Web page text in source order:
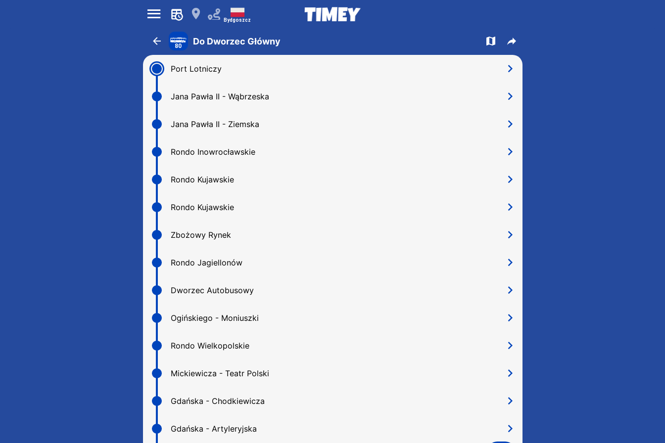
󰍜 󰍎 Bydgoszcz
󰁍 80 Do Dworzec Główny 󰍍 󰒖
Port Lotniczy 󰅂
Jana Pawła II - Wąbrzeska 󰅂
Jana Pawła II - Ziemska 󰅂
Rondo Inowrocławskie 󰅂
Rondo Kujawskie 󰅂
Rondo Kujawskie 󰅂
Zbożowy Rynek 󰅂
Rondo Jagiellonów 󰅂
Dworzec Autobusowy 󰅂
Ogińskiego - Moniuszki 󰅂
Rondo Wielkopolskie 󰅂
Mickiewicza - Teatr Polski 󰅂
Gdańska - Chodkiewicza 󰅂
Gdańska - Artyleryjska 󰅂